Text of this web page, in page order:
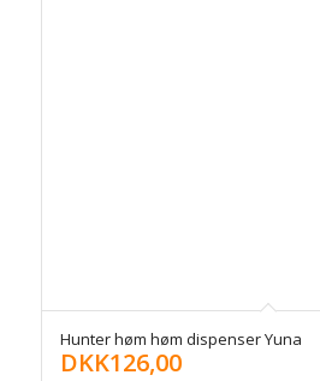
Hunter høm høm dispenser Yuna
DKK126,00